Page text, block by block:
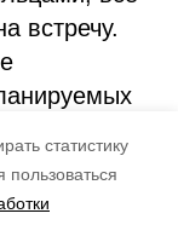
статистику
встречу.